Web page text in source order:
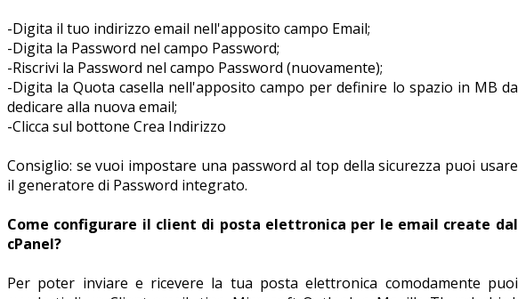
-Digita il tuo indirizzo email nell'apposito campo Email;
-Digita la Password nel campo Password;
-Riscrivi la Password nel campo Password (nuovamente);
-Digita la Quota casella nell'apposito campo per definire lo spazio in MB da
dedicare alla nuova email;
-Clicca sul bottone Crea Indirizzo
Consiglio: se vuoi impostare una password al top della sicurezza puoi usare
il generatore di Password integrato.
Come configurare il client di posta elettronica per le email create dal
cPanel?
Per poter inviare e ricevere la tua posta elettronica comodamente puoi